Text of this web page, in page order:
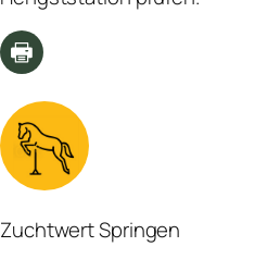
Zuchtwert Springen